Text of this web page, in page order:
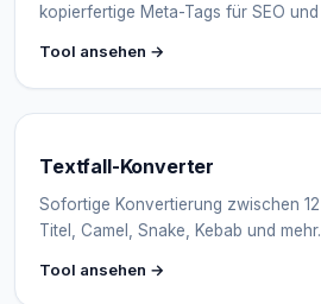
kopierfertige Meta-Tags für SEO
Tool ansehen →
Textfall-Konverter
Sofortige Konvertierung zwischen
Titel, Camel, Snake, Kebab und mehr.
Tool ansehen →